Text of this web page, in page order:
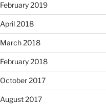
February 2019
April 2018
March 2018
February 2018
October 2017
August 2017